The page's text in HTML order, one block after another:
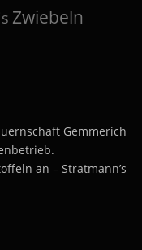
Zwiebeln
Gemmerich
an – Stratmann’s